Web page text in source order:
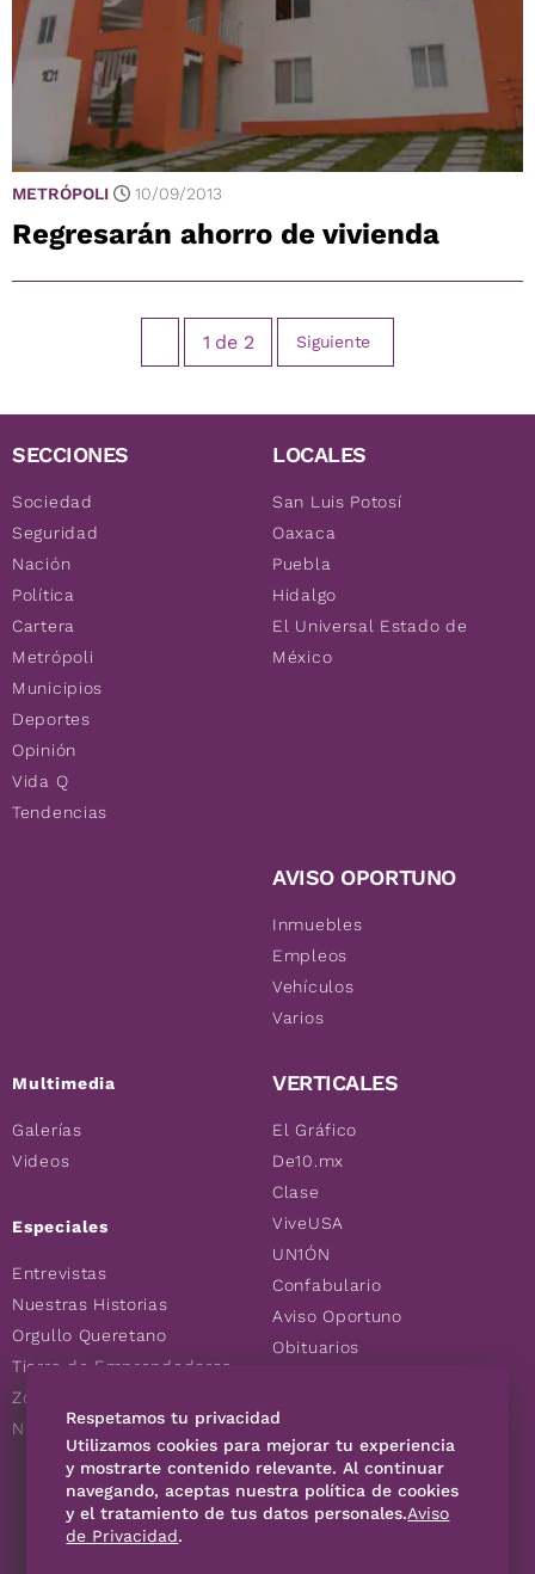
METRÓPOLI 10/09/2013
Regresarán ahorro de vivienda
1 de 2 Siguiente
SECCIONES
Sociedad
Seguridad
Nación
Política
Cartera
Metrópoli
Municipios
Deportes
Opinión
Vida Q
Tendencias
Multimedia
Galerías
Videos
Especiales
Entrevistas
Nuestras Historias
Orgullo Queretano
Tierra de Emprendedores
Zoociales
Nuevos Queretanos
LOCALES
San Luis Potosí
Oaxaca
Puebla
Hidalgo
El Universal Estado de
México
AVISO OPORTUNO
Inmuebles
Empleos
Vehículos
Varios
VERTICALES
El Gráfico
De10.mx
Clase
ViveUSA
UN1ÓN
Confabulario
Aviso Oportuno
Obituarios
Consultas
SÍGUENOS
Respetamos tu privacidad
Utilizamos cookies para mejorar tu experiencia
y mostrarte contenido relevante. Al continuar
navegando, aceptas nuestra política de cookies
y el tratamiento de tus datos personales.Aviso
de Privacidad.